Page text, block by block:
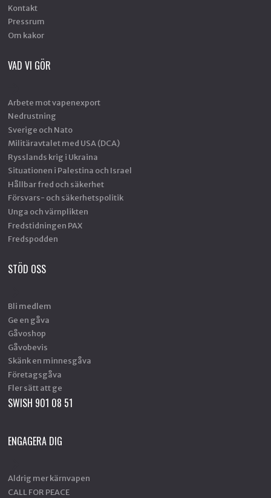
Kontakt
Pressrum
Om kakor
VAD VI GÖR
Arbete mot vapenexport
Nedrustning
Sverige och Nato
Militäravtalet med USA (DCA)
Rysslands krig i Ukraina
Situationen i Palestina och Israel
Hållbar fred och säkerhet
Försvars- och säkerhetspolitik
Unga och värnplikten
Fredstidningen PAX
Fredspodden
STÖD OSS
Bli medlem
Ge en gåva
Gåvoshop
Gåvobevis
Skänk en minnesgåva
Företagsgåva
Fler sätt att ge
SWISH 901 08 51
ENGAGERA DIG
Aldrig mer kärnvapen
CALL FOR PEACE